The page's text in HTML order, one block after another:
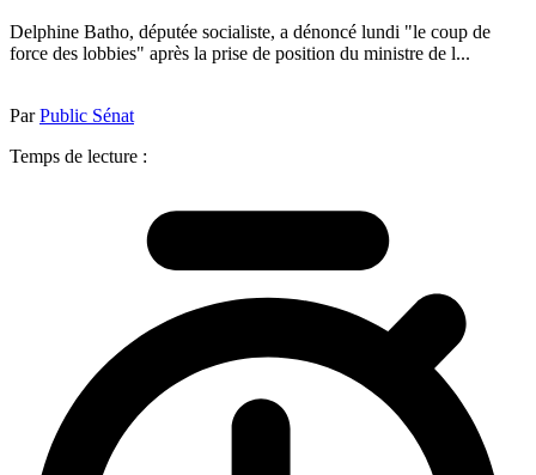
Delphine Batho, députée socialiste, a dénoncé lundi "le coup de
force des lobbies" après la prise de position du ministre de l...
ParPublic Sénat
Temps de lecture :